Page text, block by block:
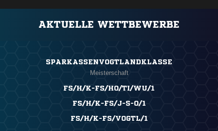
AKTUELLE WETTBEWERBE
SPARKASSENVOGTLANDKLASSE
Meisterschaft
FS/H/K-FS/HO/TI/WU/1
FS/H/K-FS/J-S-O/1
FS/H/K-FS/VOGTL/1